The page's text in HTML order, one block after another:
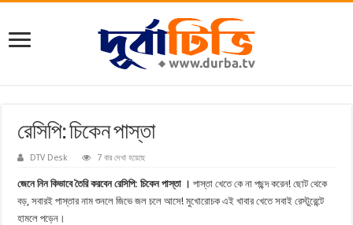
রেসিপি: চিকেন পাস্তা
DTV Desk 7 বার দেখা হয়েছে
জেনে নিন কিভাবে তৈরি করবেন রেসিপি: চিকেন পাস্তা । পাস্তা খেতে কে না পছন্দ করেন! ছোট থেকে
বড়, সবারই পাস্তার নাম শুনলে জিভে জল চলে আসে! মুখোরোচক এই খাবার খেতে সবাই রেস্টুরেন্টে
হামলে পড়েন।